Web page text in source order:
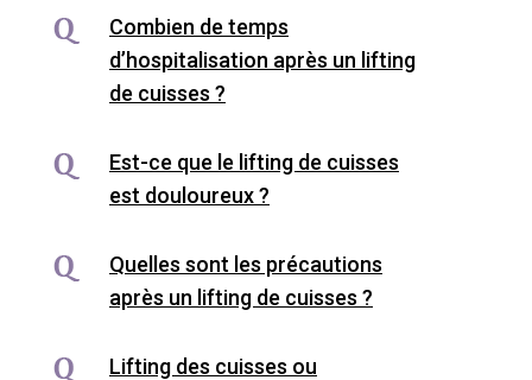
Combien de temps
d’hospitalisation après un lifting
de cuisses ?
Est-ce que le lifting de cuisses
est douloureux ?
Quelles sont les précautions
après un lifting de cuisses ?
Lifting des cuisses ou